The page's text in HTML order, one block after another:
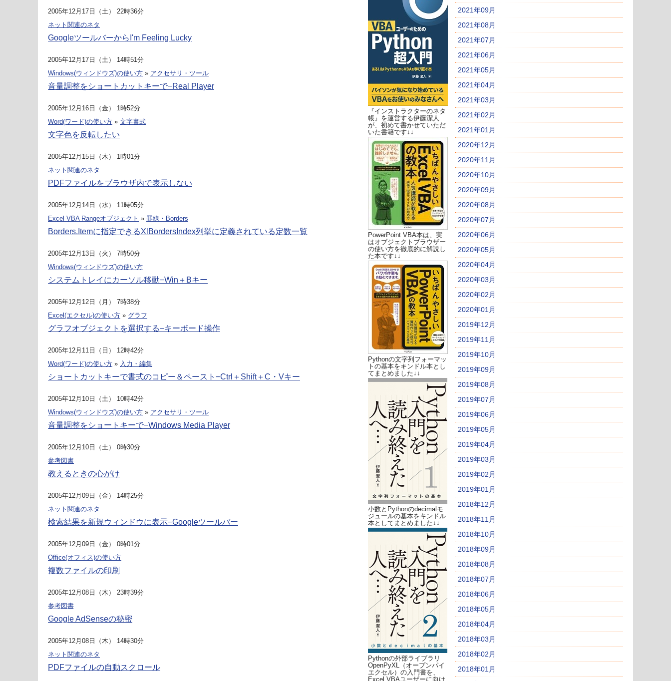
2005年12月17日（土） 22時36分
ネット関連のネタ
GoogleツールバーからI'm Feeling Lucky
2005年12月17日（土） 14時51分
Windows(ウィンドウズ)の使い方 » アクセサリ・ツール
音量調整をショートカットキーで−Real Player
2005年12月16日（金） 1時52分
Word(ワード)の使い方 » 文字書式
文字色を反転したい
2005年12月15日（木） 1時01分
ネット関連のネタ
PDFファイルをブラウザ内で表示しない
2005年12月14日（水） 11時05分
Excel VBA Rangeオブジェクト » 罫線・Borders
Borders.Itemに指定できるXlBordersIndex列挙に定義されている定数一覧
2005年12月13日（火） 7時50分
Windows(ウィンドウズ)の使い方
システムトレイにカーソル移動−Win＋Bキー
2005年12月12日（月） 7時38分
Excel(エクセル)の使い方 » グラフ
グラフオブジェクトを選択する−キーボード操作
2005年12月11日（日） 12時42分
Word(ワード)の使い方 » 入力・編集
ショートカットキーで書式のコピー＆ペースト−Ctrl＋Shift＋C・Vキー
2005年12月10日（土） 10時42分
Windows(ウィンドウズ)の使い方 » アクセサリ・ツール
音量調整をショートキーで−Windows Media Player
2005年12月10日（土） 0時30分
参考図書
教えるときの心がけ
2005年12月09日（金） 14時25分
ネット関連のネタ
検索結果を新規ウィンドウに表示−Googleツールバー
2005年12月09日（金） 0時01分
Office(オフィス)の使い方
複数ファイルの印刷
2005年12月08日（木） 23時39分
参考図書
Google AdSenseの秘密
2005年12月08日（木） 14時30分
ネット関連のネタ
PDFファイルの自動スクロール
『インストラクターのネタ
帳』を運営する伊藤潔人
が、初めて書かせていただ
いた書籍です↓↓
PowerPoint VBA本は、実
はオブジェクトブラウザー
の使い方を徹底的に解説し
た本です↓↓
Pythonの文字列フォーマッ
トの基本をキンドル本とし
てまとめました↓↓
小数とPythonのdecimalモ
ジュールの基本をキンドル
本としてまとめました↓↓
Pythonの外部ライブラリ
OpenPyXL（オープンパイ
エクセル）の入門書を、
Excel VBAユーザーに向け
2021年09月
2021年08月
2021年07月
2021年06月
2021年05月
2021年04月
2021年03月
2021年02月
2021年01月
2020年12月
2020年11月
2020年10月
2020年09月
2020年08月
2020年07月
2020年06月
2020年05月
2020年04月
2020年03月
2020年02月
2020年01月
2019年12月
2019年11月
2019年10月
2019年09月
2019年08月
2019年07月
2019年06月
2019年05月
2019年04月
2019年03月
2019年02月
2019年01月
2018年12月
2018年11月
2018年10月
2018年09月
2018年08月
2018年07月
2018年06月
2018年05月
2018年04月
2018年03月
2018年02月
2018年01月